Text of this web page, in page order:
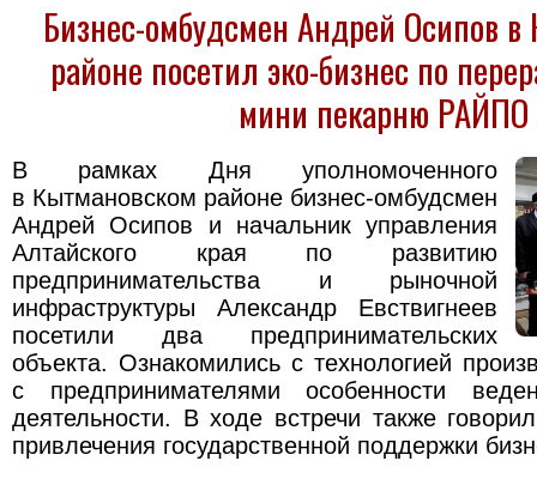
Бизнес-омбудсмен Андрей Осипов
районе посетил эко-бизнес по
мини пекарню РАЙПО
В рамках Дня уполномоченного
в Кытмановском районе бизнес-омбудсмен
Андрей Осипов и начальник управления
Алтайского края по развитию
предпринимательства и рыночной
инфраструктуры Александр Евствигнеев
посетили два предпринимательских
объекта. Ознакомились с технологией
с предпринимателями особенности
деятельности. В ходе встречи также
привлечения государственной поддержки